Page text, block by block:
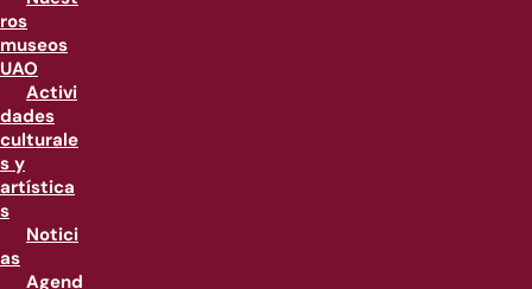
ros
museos
UAO
Activi
dades
culturale
s y
artística
s
Notici
as
Agend